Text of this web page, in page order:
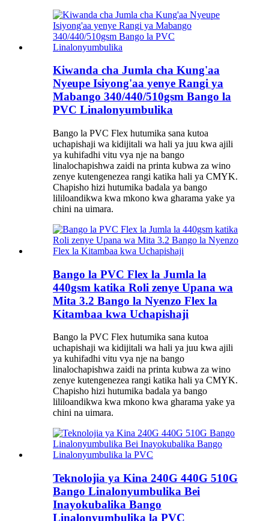
Kiwanda cha Jumla cha Kung'aa
Nyeupe Isiyong'aa yenye Rangi ya
Mabango 340/440/510gsm Bango la
PVC Linalonyumbulika
Bango la PVC Flex hutumika sana kutoa
uchapishaji wa kidijitali wa hali ya juu kwa ajili
ya kuhifadhi vitu vya nje na bango
linalochapishwa zaidi na printa kubwa za wino
zenye kutengenezea rangi katika hali ya CMYK.
Chapisho hizi hutumika badala ya bango
lililoandikwa kwa mkono kwa gharama yake ya
chini na uimara.
Bango la PVC Flex la Jumla la
440gsm katika Roli zenye Upana wa
Mita 3.2 Bango la Nyenzo Flex la
Kitambaa kwa Uchapishaji
Bango la PVC Flex hutumika sana kutoa
uchapishaji wa kidijitali wa hali ya juu kwa ajili
ya kuhifadhi vitu vya nje na bango
linalochapishwa zaidi na printa kubwa za wino
zenye kutengenezea rangi katika hali ya CMYK.
Chapisho hizi hutumika badala ya bango
lililoandikwa kwa mkono kwa gharama yake ya
chini na uimara.
Teknolojia ya Kina 240G 440G 510G
Bango Linalonyumbulika Bei
Inayokubalika Bango
Linalonyumbulika la PVC